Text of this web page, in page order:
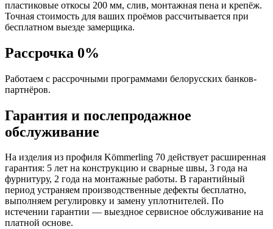
пластиковые откосы 200 мм, слив, монтажная пена и крепёж.
Точная стоимость для ваших проёмов рассчитывается при
бесплатном выезде замерщика.
Рассрочка 0%
Работаем с рассрочными программами белорусских банков-
партнёров.
Гарантия и послепродажное
обслуживание
На изделия из профиля Kömmerling 70 действует расширенная
гарантия: 5 лет на конструкцию и сварные швы, 3 года на
фурнитуру, 2 года на монтажные работы. В гарантийный
период устраняем производственные дефекты бесплатно,
выполняем регулировку и замену уплотнителей. По
истечении гарантии — выездное сервисное обслуживание на
платной основе.